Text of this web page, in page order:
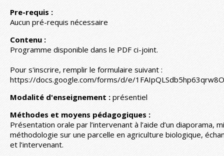
Pre-requis :
Aucun pré-requis nécessaire
Contenu :
Programme disponible dans le PDF ci-joint.
Pour s'inscrire, remplir le formulaire suivant :
https://docs.google.com/forms/d/e/
Modalité d'enseignement : présentiel
Méthodes et moyens pédagogiques :
Présentation orale par l’intervenant à l’aide d’un diaporama,
méthodologie sur une parcelle en agriculture biologique,
et l’intervenant.